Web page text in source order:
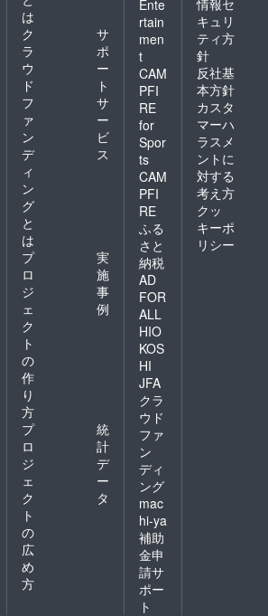
は
ク
ラ
ウ
ド
フ
ァ
ン
デ
ィ
ン
グ
と
は
サ
ポ
ー
ト
サ
ー
ビ
ス
プ
ロ
ジ
ェ
ク
ト
の
作
り
方
実
施
事
例
プ
ロ
ジ
ェ
ク
ト
の
広
め
方
統
計
デ
ー
タ
Ente
rtain
men
t
CAM
PFI
RE
for
Spor
ts
CAM
PFI
RE
ふる
さと
納税
AD
FOR
ALL
HIO
KOS
HI
JFA
クラ
ウド
ファ
ン
ディ
ング
mac
hi-ya
補助
金申
請サ
ポー
ト
キュリ
ティ方
針
反社基
本方針
カスタ
マーハ
ラスメ
ントに
対する
考え方
クッ
キーポ
リシー